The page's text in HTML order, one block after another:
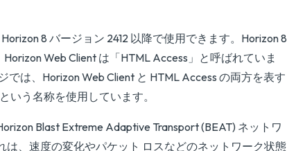
8 バージョン 2412 以降で使用できます。Horizon 8
Web Client は「HTML Access」と呼ばれていま
では、Horizon Web Client と HTML Access の両方を表す
いう名称を使用しています。
Blast Extreme Adaptive Transport (BEAT) ネットワ
は、速度の変化やパケット ロスなどのネットワーク状態